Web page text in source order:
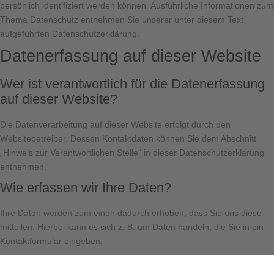
persönlich identifiziert werden können. Ausführliche Informationen zum
Thema Datenschutz entnehmen Sie unserer unter diesem Text
aufgeführten Datenschutzerklärung.
Datenerfassung auf dieser Website
Wer ist verantwortlich für die Datenerfassung
auf dieser Website?
Die Datenverarbeitung auf dieser Website erfolgt durch den
Websitebetreiber. Dessen Kontaktdaten können Sie dem Abschnitt
„Hinweis zur Verantwortlichen Stelle“ in dieser Datenschutzerklärung
entnehmen.
Wie erfassen wir Ihre Daten?
Ihre Daten werden zum einen dadurch erhoben, dass Sie uns diese
mitteilen. Hierbei kann es sich z. B. um Daten handeln, die Sie in ein
Kontaktformular eingeben.